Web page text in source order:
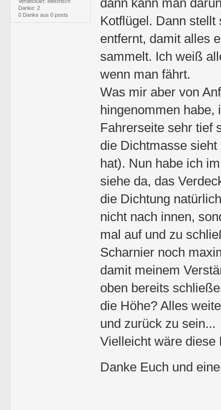
Danke: 2
0 Danke aus 0 posts
Kotflügel. Dann
entfernt, damit alles
sammelt. Ich weiß
wenn man fährt.
Was mir aber von
hingenommen habe,
Fahrerseite sehr tief
die Dichtmasse
hat). Nun habe ich
siehe da, das
die Dichtung
nicht nach innen,
mal auf und zu
Scharnier noch
damit meinem
oben bereits
die Höhe? Alles
und zurück zu sein...
Vielleicht wäre diese
Danke Euch und